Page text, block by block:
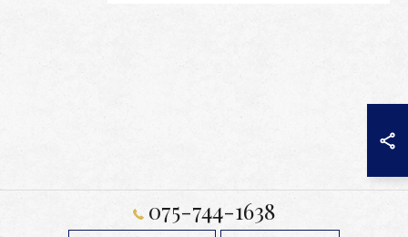
075-744-1638